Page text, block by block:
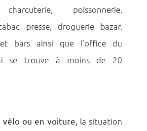
poissonnerie,
presse, droguerie bazar,
bars ainsi que l’office du
se trouve à moins de 20
ou en voiture, la situation